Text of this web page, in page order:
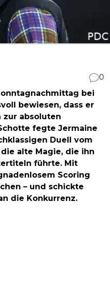
0
bei
bewiesen, dass er
zur absoluten
fegte Jermaine
Duell vom
alte Magie, die ihn
führte. Mit
Scoring
– und schickte
die Konkurrenz.